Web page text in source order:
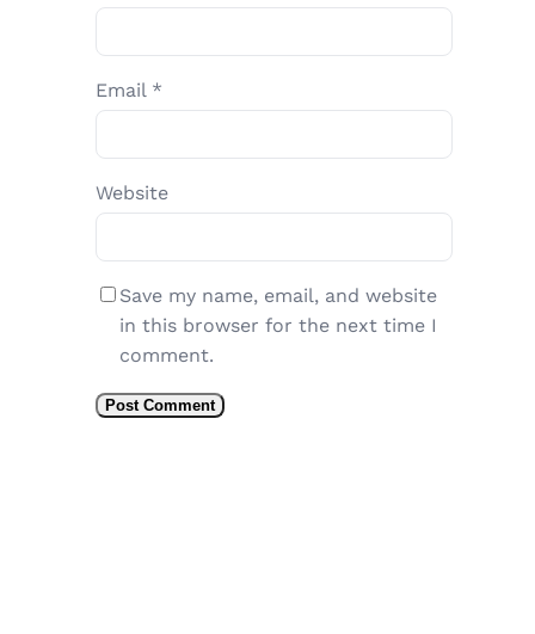
Email *
Website
Save my name, email, and website
in this browser for the next time I
comment.